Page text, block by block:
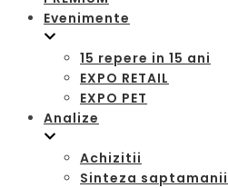
Evenimente
15 repere in 15 ani
EXPO RETAIL
EXPO PET
Analize
Achizitii
Sinteza saptamanii